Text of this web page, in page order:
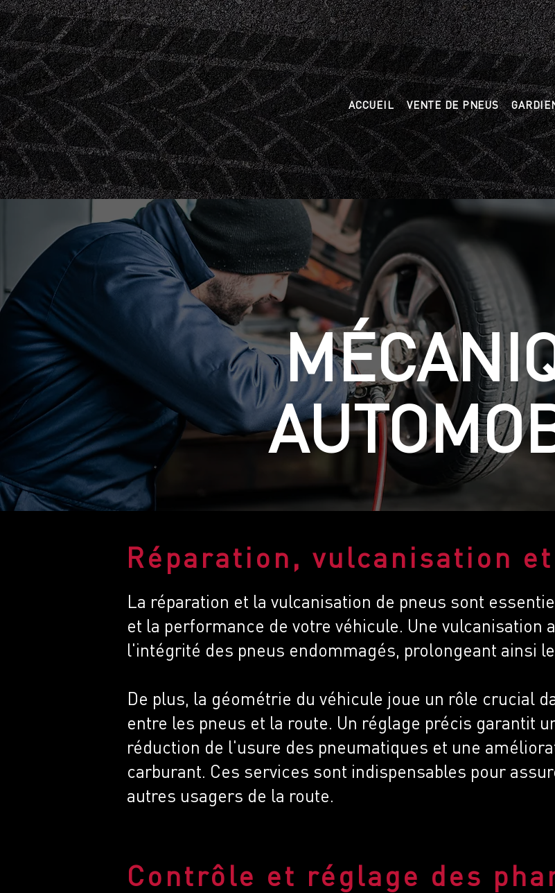
ACCUEIL VENTE DE PNEUS
Réparation, vulcanisation
La réparation et la vulcanisation de pneus sont
et la performance de votre véhicule. Une vulcanisation
l'intégrité des pneus endommagés, prolongeant ainsi
De plus, la géométrie du véhicule joue un rôle crucial
entre les pneus et la route. Un réglage précis garantit
réduction de l'usure des pneumatiques et une
carburant. Ces services sont indispensables pour
autres usagers de la route.
Contrôle et réglage des